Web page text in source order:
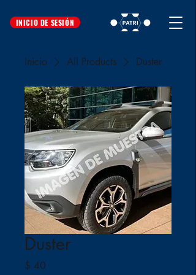
INICIO DE SESIÓN
Inicio All Products Duster
Duster
$ 40